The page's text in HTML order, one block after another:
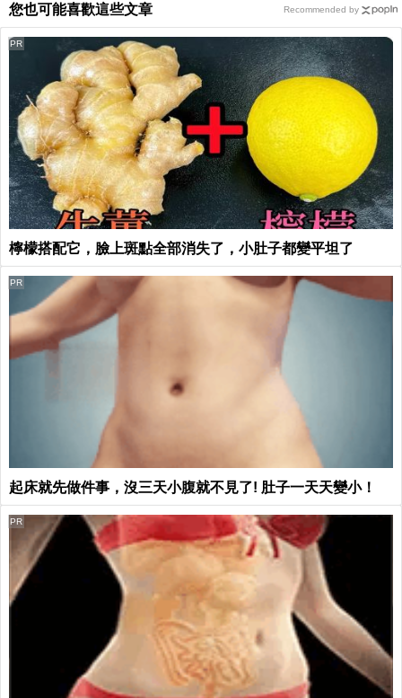
您也可能喜歡這些文章
檸檬搭配它，臉上斑點全部消失了，小肚子都變平坦了
PR
起床就先做件事，沒三天小腹就不見了! 肚子一天天變小！
PR
PR
Recommended by